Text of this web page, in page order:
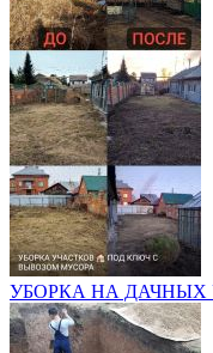
УБОРКА НА ДАЧНЫХ